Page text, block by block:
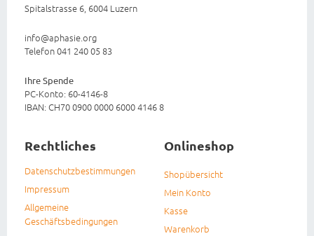
Spitalstrasse 6, 6004 Luzern
info@aphasie.org
Telefon 041 240 05 83
Ihre Spende
PC-Konto: 60-4146-8
IBAN: CH70 0900 0000 6000 4146 8
Rechtliches
Datenschutzbestimmungen
Impressum
Allgemeine
Geschäftsbedingungen
Onlineshop
Shopübersicht
Mein Konto
Kasse
Warenkorb